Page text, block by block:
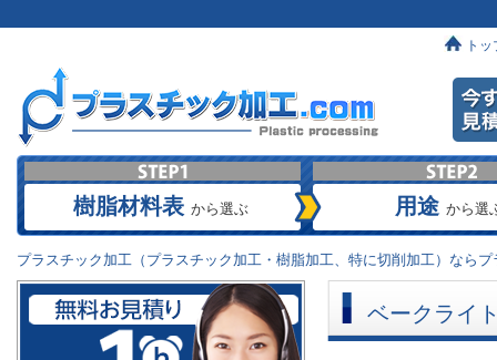
トッ
樹脂材料表 から選ぶ 用途 から選
プラスチック加工（プラスチック加工・樹脂加工、特に切削加工）なら
ベークライ